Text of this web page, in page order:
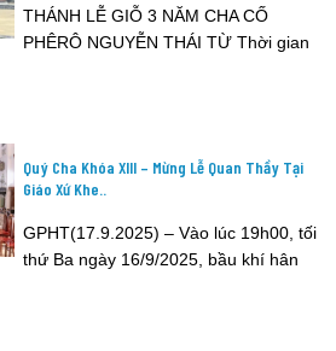
THÁNH LỄ GIỖ 3 NĂM CHA CỐ
PHÊRÔ NGUYỄN THÁI TỪ Thời gian
Quý Cha Khóa XIII – Mừng Lễ Quan Thầy Tại
Giáo Xứ Khe..
GPHT(17.9.2025) – Vào lúc 19h00, tối
thứ Ba ngày 16/9/2025, bầu khí hân